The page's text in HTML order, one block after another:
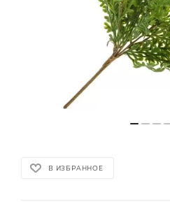
В ИЗБРАННОЕ